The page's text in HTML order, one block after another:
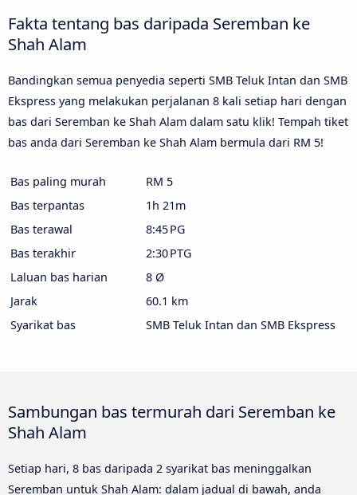
Fakta tentang bas daripada Seremban ke
Shah Alam
Bandingkan semua penyedia seperti SMB Teluk Intan dan SMB
Ekspress yang melakukan perjalanan 8 kali setiap hari dengan
bas dari Seremban ke Shah Alam dalam satu klik! Tempah tiket
bas anda dari Seremban ke Shah Alam bermula dari RM 5!
Bas paling murah
RM 5
Bas terpantas
1h 21m
Bas terawal
8:45 PG
Bas terakhir
2:30 PTG
Laluan bas harian
8 Ø
Jarak
60.1 km
Syarikat bas
SMB Teluk Intan dan SMB Ekspress
Sambungan bas termurah dari Seremban ke
Shah Alam
Setiap hari, 8 bas daripada 2 syarikat bas meninggalkan
Seremban untuk Shah Alam: dalam jadual di bawah, anda